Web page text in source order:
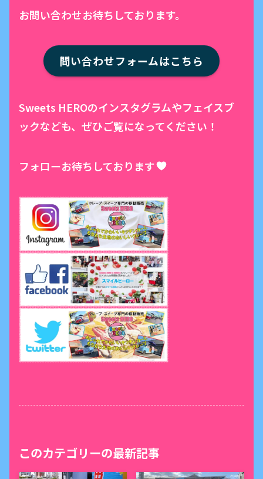
お問い合わせお待ちしております。
問い合わせフォームはこちら
Sweets HEROのインスタグラムやフェイスブ
ックなども、ぜひご覧になってください！
フォローお待ちしております
このカテゴリーの最新記事